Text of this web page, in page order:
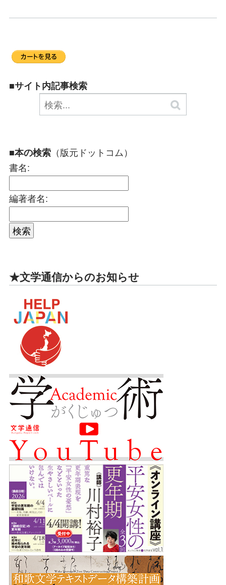
■サイト内記事検索
■本の検索 （版元ドットコム）
書名:
編著者名:
★文学通信からのお知らせ